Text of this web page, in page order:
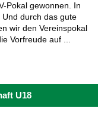
Pokal gewonnen. In
durch das gute
wir den Vereinspokal
Vorfreude auf ...
U18